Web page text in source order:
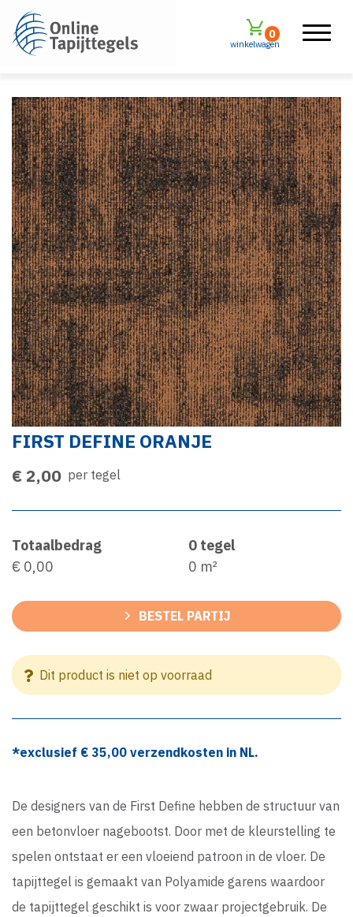
winkelwagen
0
FIRST DEFINE ORANJE
€ 2,00 per tegel
Totaalbedrag
€ 0,00
0 tegel
0 m²
BESTEL PARTIJ
Dit product is niet op voorraad
*exclusief € 35,00 verzendkosten in NL.
De designers van de First Define hebben de structuur van
een betonvloer nagebootst. Door met de kleurstelling te
spelen ontstaat er een vloeiend patroon in de vloer. De
tapijttegel is gemaakt van Polyamide garens waardoor
de tapijttegel geschikt is voor zwaar projectgebruik. De